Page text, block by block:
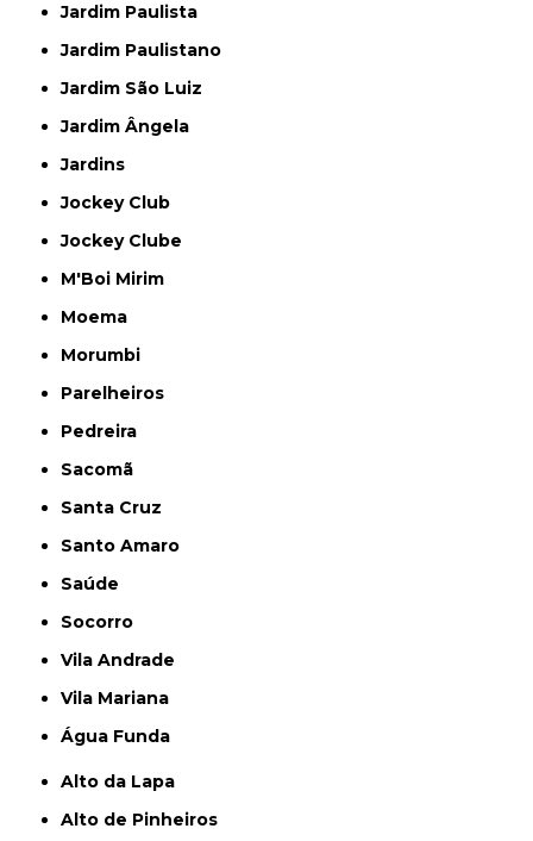
Jardim Paulista
Jardim Paulistano
Jardim São Luiz
Jardim Ângela
Jardins
Jockey Club
Jockey Clube
M'Boi Mirim
Moema
Morumbi
Parelheiros
Pedreira
Sacomã
Santa Cruz
Santo Amaro
Saúde
Socorro
Vila Andrade
Vila Mariana
Água Funda
Alto da Lapa
Alto de Pinheiros